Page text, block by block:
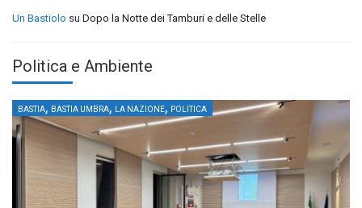
Un Bastiolo su Dopo la Notte dei Tamburi e delle Stelle
Politica e Ambiente
BASTIA, BASTIA UMBRA, LA NAZIONE, POLITICA